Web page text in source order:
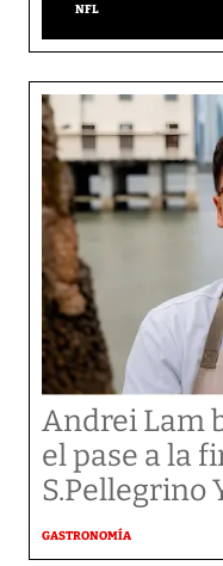
NFL
Andrei Lam
el pase a la
S.Pellegrino
GASTRONOMÍA